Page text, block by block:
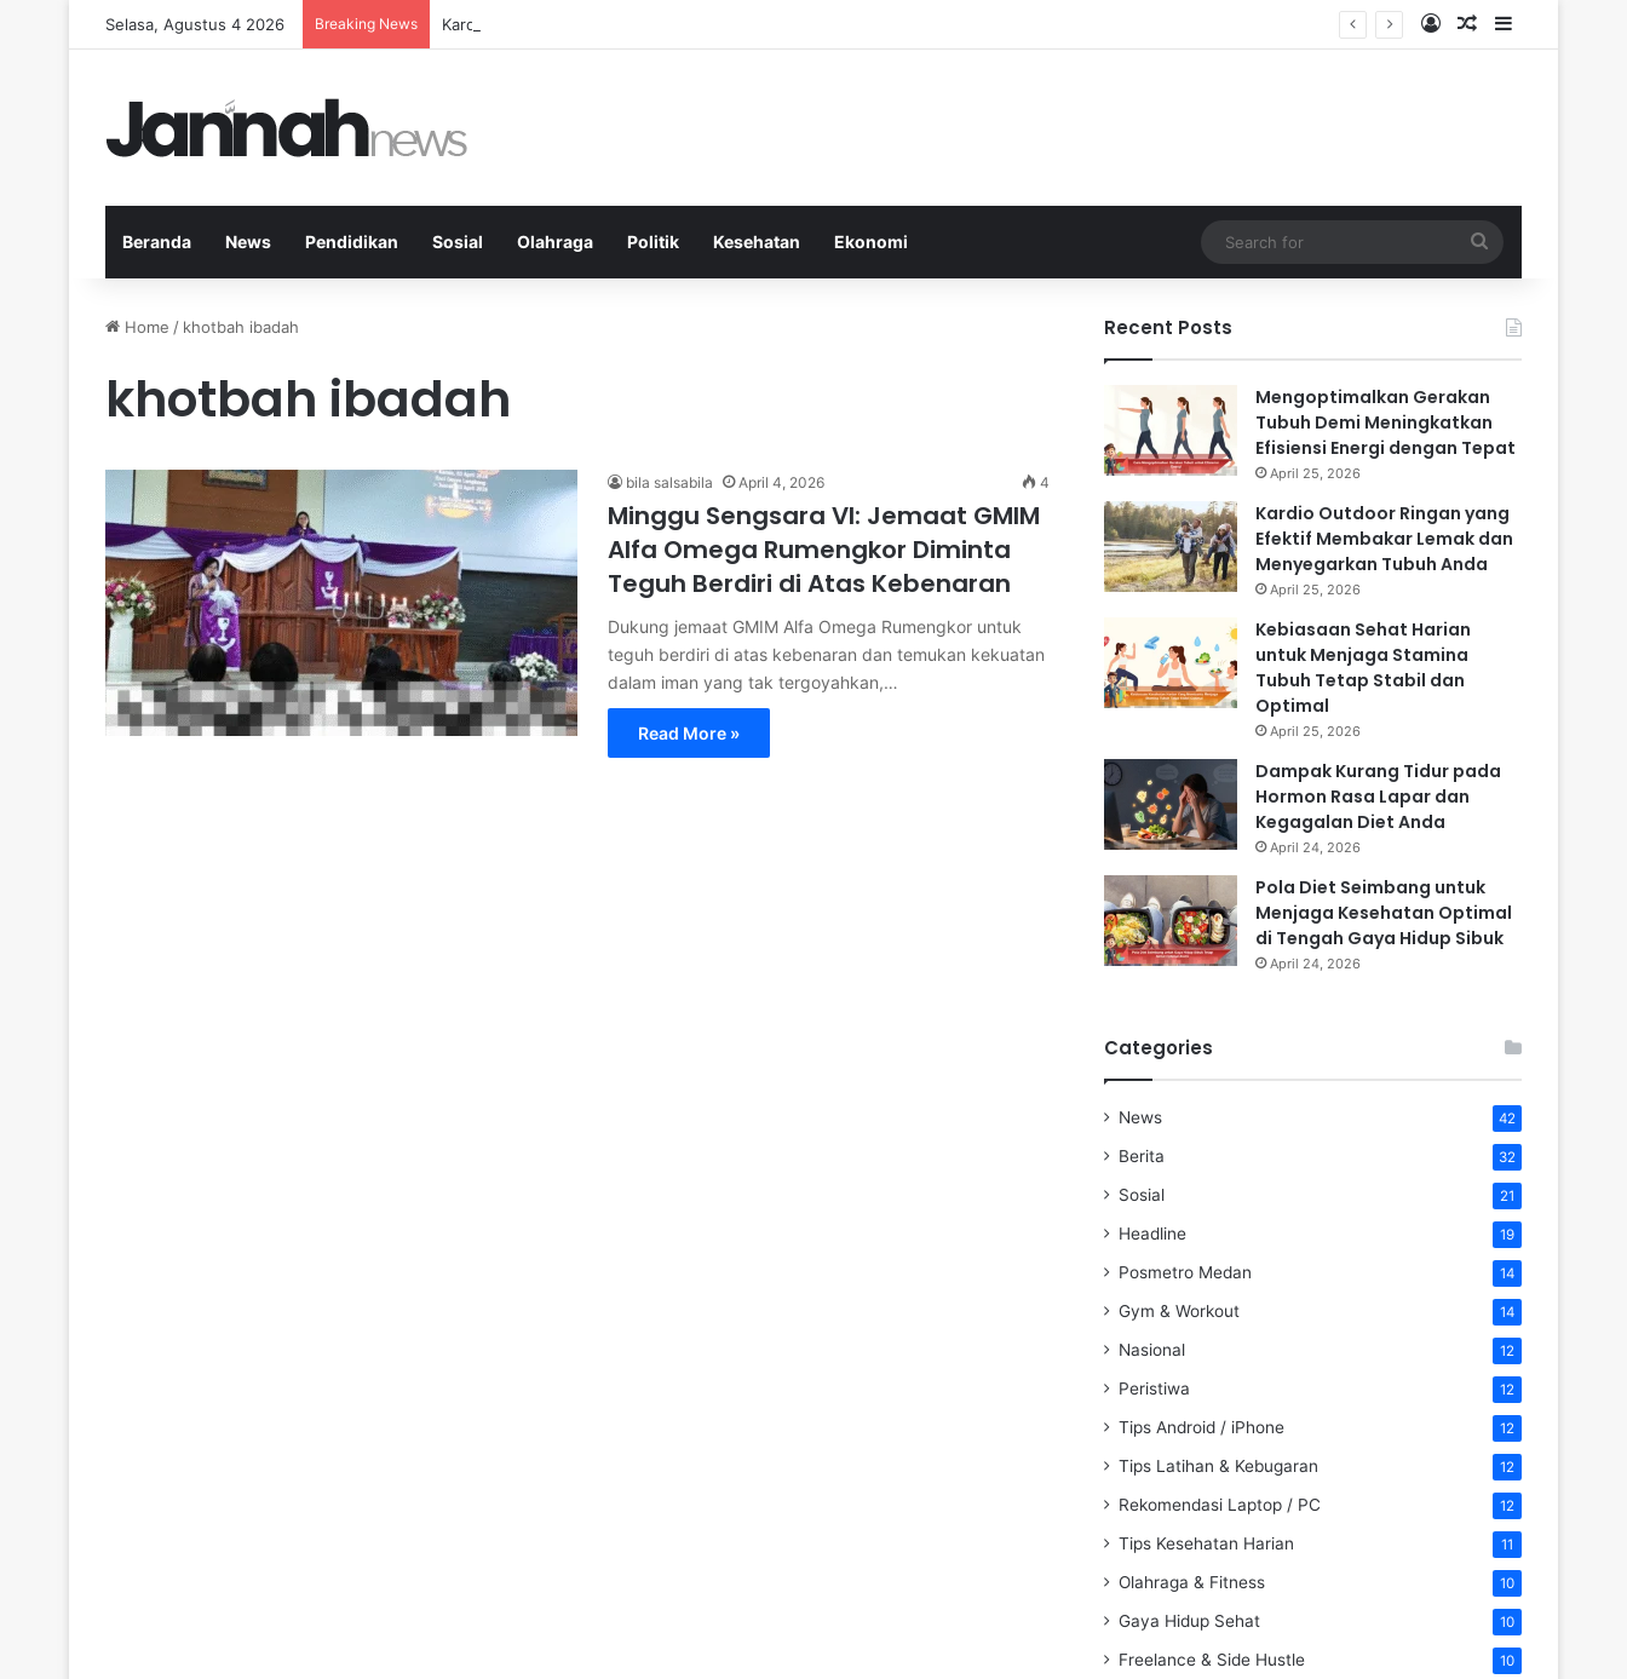
Selasa, Agustus 4 2026 Breaking News Kardio Outdoor Ringan yang Efektif Membakar Lemak dan Menyegarkan Tubuh Anda Log InRandom Article
Sidebar
Beranda News Pendidikan Sosial Olahraga Politik Kesehatan Ekonomi
for
Home / khotbah ibadah
khotbah ibadah
bila salsabila April 4, 2026 4
Minggu Sengsara VI: Jemaat GMIM
Alfa Omega Rumengkor Diminta
Teguh Berdiri di Atas Kebenaran
Dukung jemaat GMIM Alfa Omega Rumengkor untuk
teguh berdiri di atas kebenaran dan temukan kekuatan
dalam iman yang tak tergoyahkan,…
Read More »
Recent Posts
Mengoptimalkan Gerakan
Tubuh Demi Meningkatkan
Efisiensi Energi dengan Tepat
April 25, 2026
Kardio Outdoor Ringan yang
Efektif Membakar Lemak dan
Menyegarkan Tubuh Anda
April 25, 2026
Kebiasaan Sehat Harian
untuk Menjaga Stamina
Tubuh Tetap Stabil dan
Optimal
April 25, 2026
Dampak Kurang Tidur pada
Hormon Rasa Lapar dan
Kegagalan Diet Anda
April 24, 2026
Pola Diet Seimbang untuk
Menjaga Kesehatan Optimal
di Tengah Gaya Hidup Sibuk
April 24, 2026
Categories
News 42
Berita 32
Sosial 21
Headline 19
Posmetro Medan 14
Gym & Workout 14
Nasional 12
Peristiwa 12
Tips Android / iPhone 12
Tips Latihan & Kebugaran 12
Rekomendasi Laptop / PC 12
Tips Kesehatan Harian 11
Olahraga & Fitness 10
Gaya Hidup Sehat 10
Freelance & Side Hustle 10